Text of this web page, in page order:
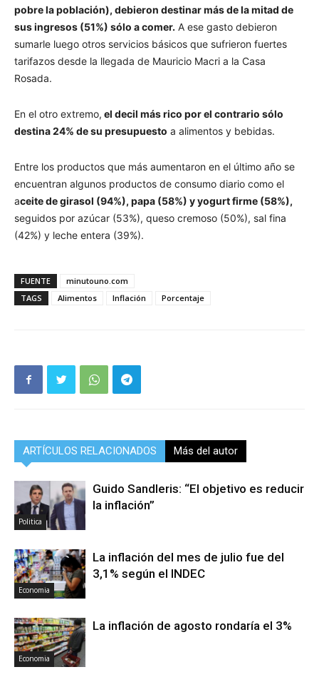
pobre la población), debieron destinar más de la mitad de
sus ingresos (51%) sólo a comer. A ese gasto debieron
sumarle luego otros servicios básicos que sufrieron fuertes
tarifazos desde la llegada de Mauricio Macri a la Casa
Rosada.
En el otro extremo, el decil más rico por el contrario sólo
destina 24% de su presupuesto a alimentos y bebidas.
Entre los productos que más aumentaron en el último año se
encuentran algunos productos de consumo diario como el
aceite de girasol (94%), papa (58%) y yogurt firme (58%),
seguidos por azúcar (53%), queso cremoso (50%), sal fina
(42%) y leche entera (39%).
FUENTE
minutouno.com
TAGS
Alimentos Inflación Porcentaje
ARTÍCULOS RELACIONADOS Más del autor
Politica
Guido Sandleris: “El objetivo es reducir
la inflación”
Economia
La inflación del mes de julio fue del
3,1% según el INDEC
Economia
La inflación de agosto rondaría el 3%